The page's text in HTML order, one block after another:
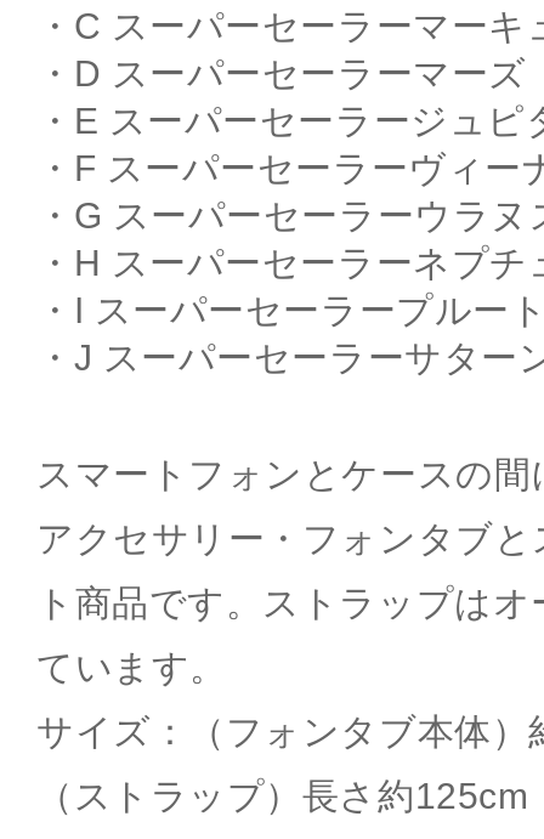
・C スーパーセーラーマーキ
・D スーパーセーラーマーズ
・E スーパーセーラージュピ
・F スーパーセーラーヴィー
・G スーパーセーラーウラヌ
・H スーパーセーラーネプチ
・I スーパーセーラープルー
・J スーパーセーラーサター
スマートフォンとケースの
アクセサリー・フォンタブ
ト商品です。ストラップは
ています。
サイズ：（フォンタブ本体）
（ストラップ）長さ約125cm